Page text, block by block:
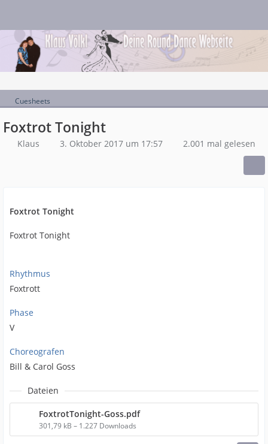
Cuesheets
Foxtrot Tonight
Klaus 3. Oktober 2017 um 17:57 2.001 mal gelesen
Foxtrot Tonight
Foxtrot Tonight
Rhythmus
Foxtrott
Phase
V
Choreografen
Bill & Carol Goss
Dateien
FoxtrotTonight-Goss.pdf
301,79 kB – 1.227 Downloads